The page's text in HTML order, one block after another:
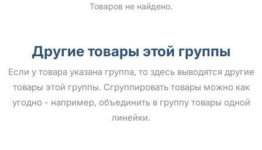
Товаров не найдено.
Другие товары этой группы
Если у товара указана группа, то здесь выводятся другие
товары этой группы. Сгруппировать товары можно как
угодно - например, объединить в группу товары одной
линейки.